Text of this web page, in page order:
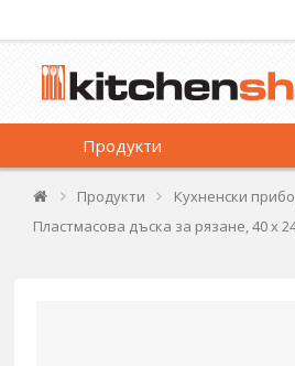
Продукти
Продукти Кухненски
Пластмасова дъска за рязане, 40 х